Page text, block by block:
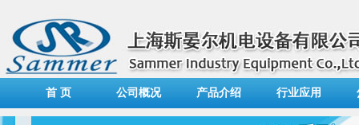
首 页 公司概况 产品介绍 行业应用